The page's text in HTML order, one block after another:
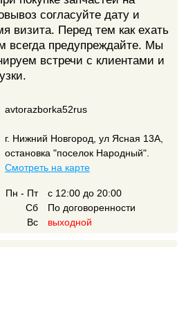
согласуйте дату и
визита. Перед тем как ехать
всегда предупреждайте. Мы
встречи с клиентами и
avtorazborka52rus
г. Нижний Новгород, ул Ясная 13А,
остановка "поселок Народный".
Смотреть на карте
Пн - Пт
с 12:00 до 20:00
Сб
По договоренности
Вс
выходной